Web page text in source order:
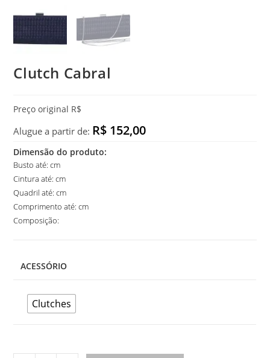
Clutch Cabral
Preço original R$
Alugue a partir de: R$ 152,00
Dimensão do produto:
Busto até: cm
Cintura até: cm
Quadril até: cm
Comprimento até: cm
Composição:
ACESSÓRIO
Clutches